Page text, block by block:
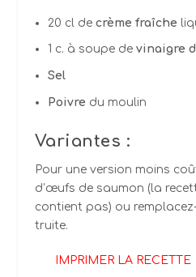
20 cl de crème fraîche
1 c. à soupe de vinaigre
Sel
Poivre du moulin
Variantes :
Pour une version moins
d’œufs de saumon (la
contient pas) ou
truite.
IMPRIMER LA RECETTE